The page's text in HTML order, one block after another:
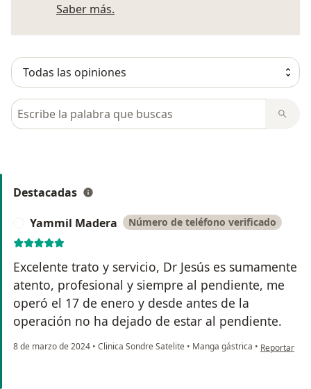
Saber más.
Busca en opiniones
Destacadas
Yammil Madera Número de teléfono verificado
Excelente trato y servicio, Dr Jesús es sumamente
atento, profesional y siempre al pendiente, me
operó el 17 de enero y desde antes de la
operación no ha dejado de estar al pendiente.
8 de marzo de 2024 • Clinica Sondre Satelite • Manga gástrica • en opinión
Reportar